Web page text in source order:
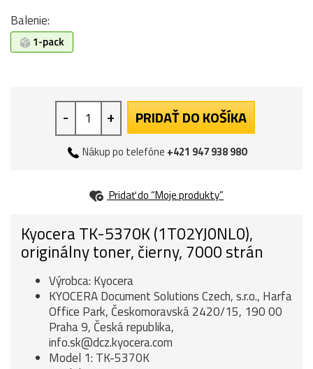
Balenie:
1-pack
- + PRIDAŤ DO KOŠÍKA
Nákup po telefóne +421 947 938 980
Pridať do “Moje produkty”
Kyocera TK-5370K (1T02YJ0NL0),
originálny toner, čierny, 7000 strán
Výrobca: Kyocera
KYOCERA Document Solutions Czech, s.r.o., Harfa
Office Park, Českomoravská 2420/15, 190 00
Praha 9, Česká republika,
info.sk@dcz.kyocera.com
Model 1: TK-5370K